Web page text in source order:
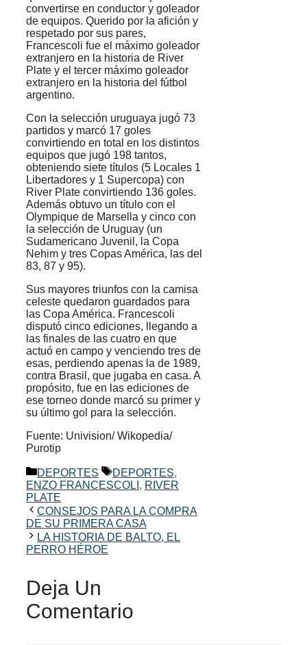
convertirse en conductor y goleador
de equipos. Querido por la afición y
respetado por sus pares,
Francescoli fue el máximo goleador
extranjero en la historia de River
Plate y el tercer máximo goleador
extranjero en la historia del fútbol
argentino.
Con la selección uruguaya jugó 73
partidos y marcó 17 goles
convirtiendo en total en los distintos
equipos que jugó 198 tantos,
obteniendo siete títulos (5 Locales 1
Libertadores y 1 Supercopa) con
River Plate convirtiendo 136 goles.
Además obtuvo un título con el
Olympique de Marsella y cinco con
la selección de Uruguay (un
Sudamericano Juvenil, la Copa
Nehim y tres Copas América, las del
83, 87 y 95).
Sus mayores triunfos con la camisa
celeste quedaron guardados para
las Copa América. Francescoli
disputó cinco ediciones, llegando a
las finales de las cuatro en que
actuó en campo y venciendo tres de
esas, perdiendo apenas la de 1989,
contra Brasil, que jugaba en casa. A
propósito, fue en las ediciones de
ese torneo donde marcó su primer y
su último gol para la selección.
Fuente: Univision/ Wikopedia/
Purotip
Categorías
DEPORTES Etiquetas
DEPORTES,
ENZO FRANCESCOLI , RIVER
PLATE
CONSEJOS PARA LA COMPRA
DE SU PRIMERA CASA
LA HISTORIA DE BALTO, EL
PERRO HÉROE
Deja Un
Comentario